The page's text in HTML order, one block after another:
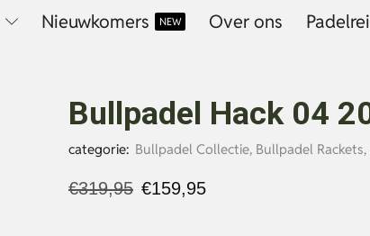
Nieuwkomers NEW Over ons
Bullpadel Hack 04
categorie: Bullpadel Collectie, Bullpadel Rackets,
€319,95 €159,95